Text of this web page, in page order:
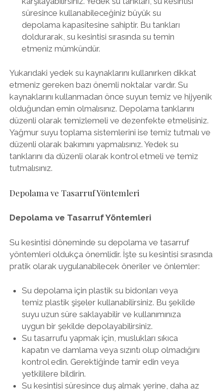
süresince kullanabileceğiniz büyük su
depolama kapasitesine sahiptir. Bu tankları
doldurarak, su kesintisi sırasında su temin
etmeniz mümkündür.
Yukarıdaki yedek su kaynaklarını kullanırken dikkat
etmeniz gereken bazı önemli noktalar vardır. Su
kaynaklarını kullanmadan önce suyun temiz ve hijyenik
olduğundan emin olmalısınız. Depolama tanklarını
düzenli olarak temizlemeli ve dezenfekte etmelisiniz.
Yağmur suyu toplama sistemlerini ise temiz tutmalı ve
düzenli olarak bakımını yapmalısınız. Yedek su
tanklarını da düzenli olarak kontrol etmeli ve temiz
tutmalısınız.
Depolama ve Tasarruf Yöntemleri
Depolama ve Tasarruf Yöntemleri
Su kesintisi döneminde su depolama ve tasarruf
yöntemleri oldukça önemlidir. İşte su kesintisi sırasında
pratik olarak uygulanabilecek öneriler ve önlemler:
Su depolama için plastik su bidonları veya
temiz plastik şişeler kullanabilirsiniz. Bu şekilde
suyu uzun süre saklayabilir ve kullanımınıza
uygun bir şekilde depolayabilirsiniz.
Su tasarrufu yapmak için, muslukları sıkıca
kapatın ve damlama veya sızıntı olup olmadığını
kontrol edin. Gerektiğinde tamir edin veya
yetkililere bildirin.
Su kesintisi süresince duş almak yerine, daha az